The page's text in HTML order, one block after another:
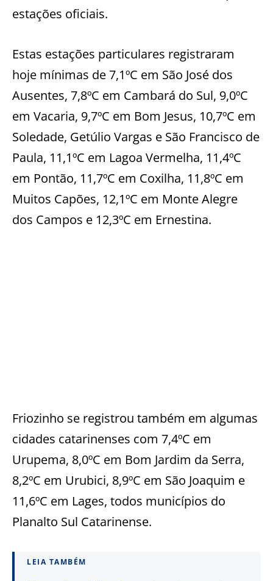
estações oficiais.
Estas estações particulares registraram
hoje mínimas de 7,1ºC em São José dos
Ausentes, 7,8ºC em Cambará do Sul, 9,0ºC
em Vacaria, 9,7ºC em Bom Jesus, 10,7ºC em
Soledade, Getúlio Vargas e São Francisco de
Paula, 11,1ºC em Lagoa Vermelha, 11,4ºC
em Pontão, 11,7ºC em Coxilha, 11,8ºC em
Muitos Capões, 12,1ºC em Monte Alegre
dos Campos e 12,3ºC em Ernestina.
Friozinho se registrou também em algumas
cidades catarinenses com 7,4ºC em
Urupema, 8,0ºC em Bom Jardim da Serra,
8,2ºC em Urubici, 8,9ºC em São Joaquim e
11,6ºC em Lages, todos municípios do
Planalto Sul Catarinense.
LEIA TAMBÉM